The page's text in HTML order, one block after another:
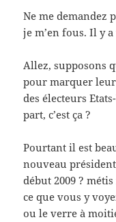
Ne me demandez
je m’en fous. Il y
Allez, supposons
pour marquer
des électeurs
part, c’est ça ?
Pourtant il est
nouveau
début 2009 ?
ce que vous y
ou le verre à